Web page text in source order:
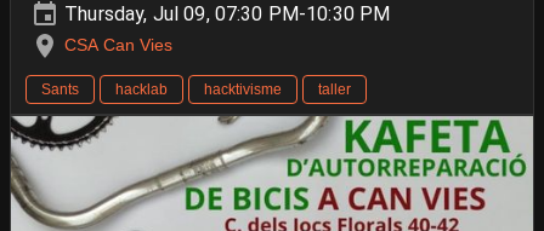
Thursday, Jul 09, 07:30 PM-10:30 PM
CSA Can Vies
Sants hacklab hacktivisme taller